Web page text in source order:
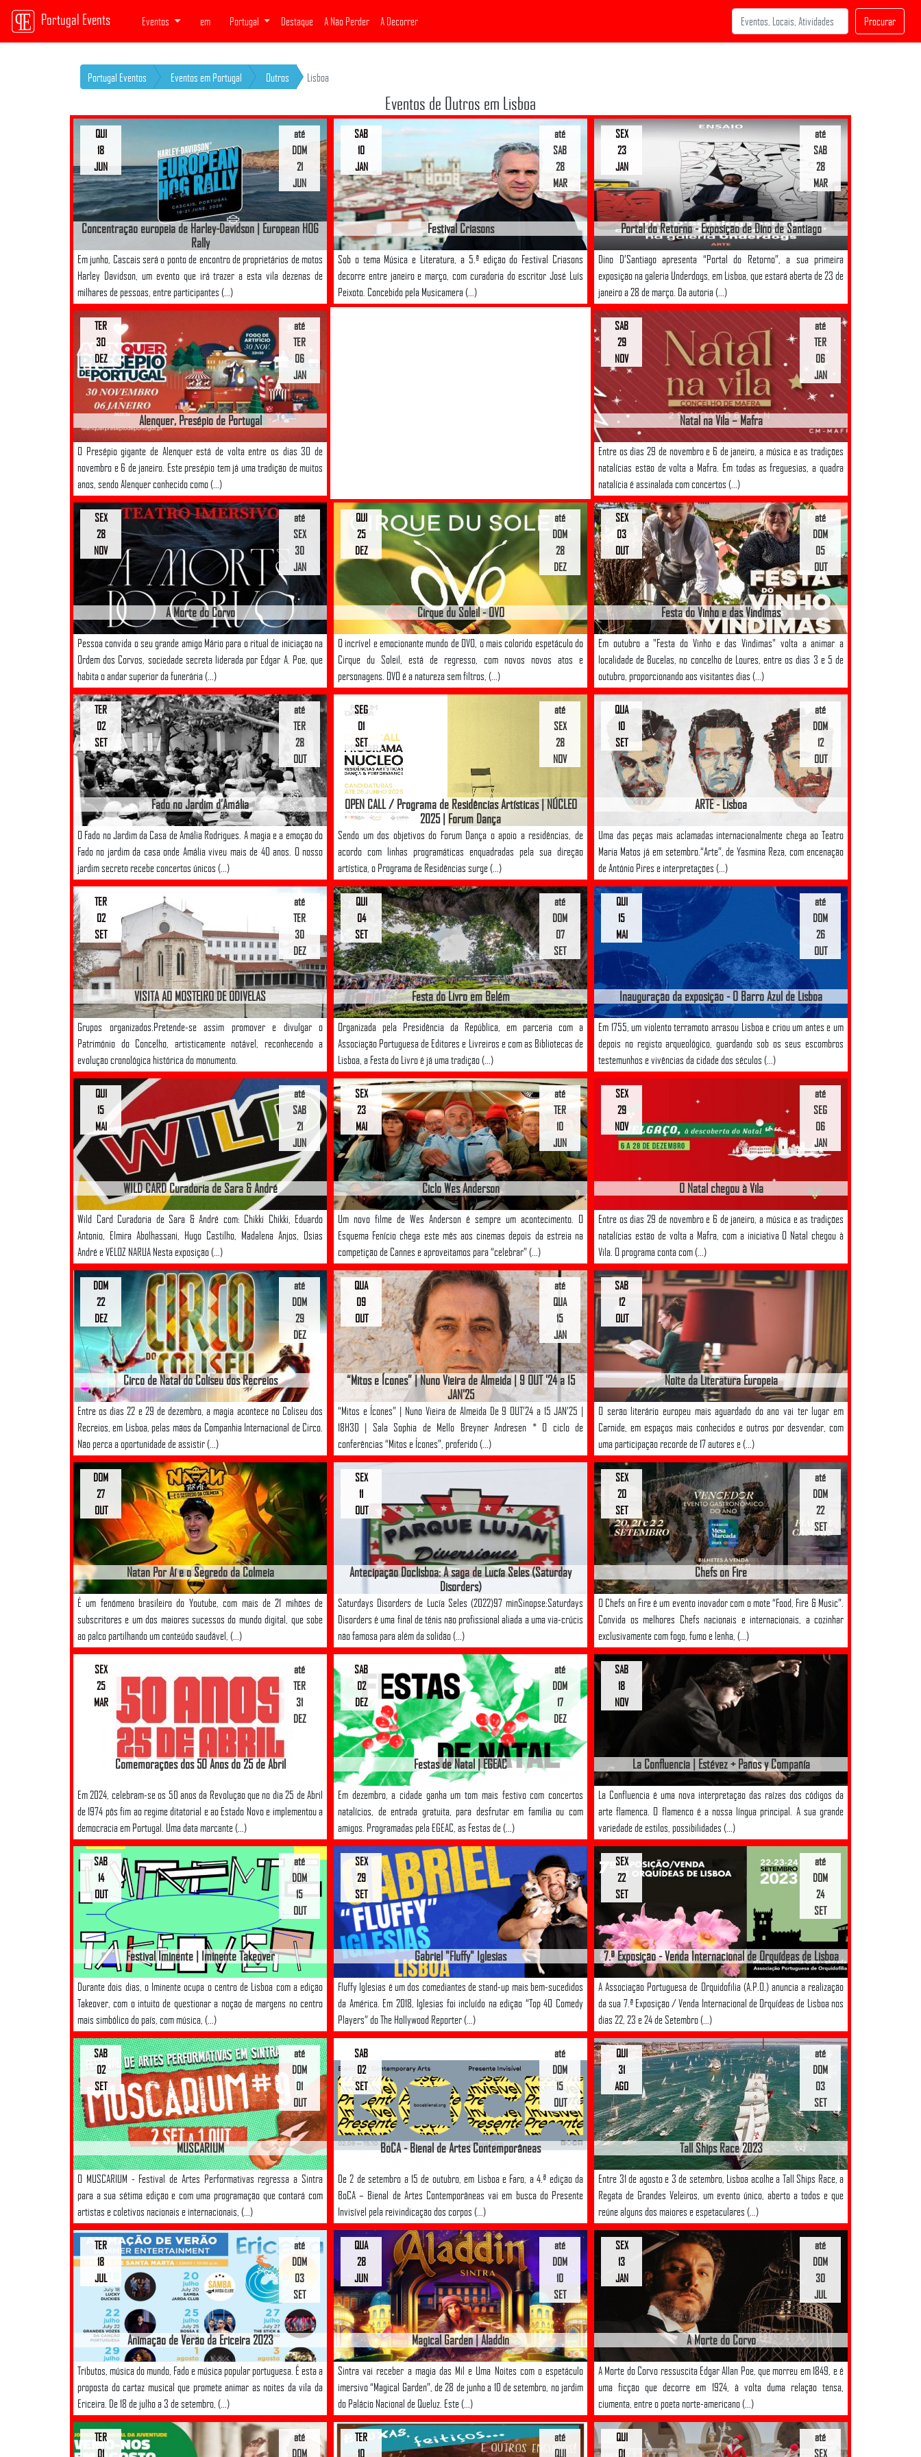
Portugal Events Eventos em Portugal Destaque A Não Perder A Decorrer Procurar
Portugal Eventos Eventos em Portugal Outros Lisboa
Eventos de Outros em Lisboa
Concentração europeia de Harley-Davidson | European HOG
Rally
Em junho, Cascais será o ponto de encontro de proprietários de motos
Harley Davidson, um evento que irá trazer a esta vila dezenas de
milhares de pessoas, entre participantes (...)
até
DOM
21
JUN
QUI
18
JUN
Festival Criasons
Sob o tema Música e Literatura, a 5.ª edição do Festival Criasons
decorre entre janeiro e março, com curadoria do escritor José Luís
Peixoto. Concebido pela Musicamera (...)
até
SAB
28
MAR
SAB
10
JAN
Portal do Retorno - Exposição de Dino de Santiago
Dino D’Santiago apresenta “Portal do Retorno”, a sua primeira
exposição na galeria Underdogs, em Lisboa, que estará aberta de 23 de
janeiro a 28 de março. Da autoria (...)
até
SAB
28
MAR
SEX
23
JAN
Alenquer, Presépio de Portugal
O Presépio gigante de Alenquer está de volta entre os dias 30 de
novembro e 6 de janeiro. Este presépio tem já uma tradição de muitos
anos, sendo Alenquer conhecido como (...)
até
TER
06
JAN
TER
30
DEZ
Natal na Vila – Mafra
Entre os dias 29 de novembro e 6 de janeiro, a música e as tradições
natalícias estão de volta a Mafra. Em todas as freguesias, a quadra
natalícia é assinalada com concertos (...)
até
TER
06
JAN
SAB
29
NOV
A Morte do Corvo
Pessoa convida o seu grande amigo Mário para o ritual de iniciação na
Ordem dos Corvos, sociedade secreta liderada por Edgar A. Poe, que
habita o andar superior da funerária (...)
até
SEX
30
JAN
SEX
28
NOV
Cirque du Soleil - OVO
O incrível e emocionante mundo de OVO, o mais colorido espetáculo do
Cirque du Soleil, está de regresso, com novos novos atos e
personagens. OVO é a natureza sem filtros, (...)
até
DOM
28
DEZ
QUI
25
DEZ
Festa do Vinho e das Vindimas
Em outubro a "Festa do Vinho e das Vindimas" volta a animar a
localidade de Bucelas, no concelho de Loures, entre os dias 3 e 5 de
outubro, proporcionando aos visitantes dias (...)
até
DOM
05
OUT
SEX
03
OUT
Fado no Jardim d’Amália
O Fado no Jardim da Casa de Amália Rodrigues. A magia e a emoção do
Fado no jardim da casa onde Amália viveu mais de 40 anos. O nosso
jardim secreto recebe concertos únicos (...)
até
TER
28
OUT
TER
02
SET
OPEN CALL / Programa de Residências Artísticas | NÚCLEO
2025 | Forum Dança
Sendo um dos objetivos do Forum Dança o apoio a residências, de
acordo com linhas programáticas enquadradas pela sua direção
artística, o Programa de Residências surge (...)
até
SEX
28
NOV
SEG
01
SET
ARTE - Lisboa
Uma das peças mais aclamadas internacionalmente chega ao Teatro
Maria Matos já em setembro.“Arte”, de Yasmina Reza, com encenação
de António Pires e interpretações (...)
até
DOM
12
OUT
QUA
10
SET
VISITA AO MOSTEIRO DE ODIVELAS
Grupos organizados.Pretende-se assim promover e divulgar o
Património do Concelho, artisticamente notável, reconhecendo a
evolução cronológica histórica do monumento.
até
TER
30
DEZ
TER
02
SET
Festa do Livro em Belém
Organizada pela Presidência da República, em parceria com a
Associação Portuguesa de Editores e Livreiros e com as Bibliotecas de
Lisboa, a Festa do Livro é já uma tradição (...)
até
DOM
07
SET
QUI
04
SET
Inauguração da exposição - O Barro Azul de Lisboa
Em 1755, um violento terramoto arrasou Lisboa e criou um antes e um
depois no registo arqueológico, guardando sob os seus escombros
testemunhos e vivências da cidade dos séculos (...)
até
DOM
26
OUT
QUI
15
MAI
WILD CARD Curadoria de Sara & André
Wild Card Curadoria de Sara & André com: Chikki Chikki, Eduardo
Antonio, Elmira Abolhassani, Hugo Castilho, Madalena Anjos, Osias
André e VELOZ NARUA Nesta exposição (...)
até
SAB
21
JUN
QUI
15
MAI
Ciclo Wes Anderson
Um novo filme de Wes Anderson é sempre um acontecimento. O
Esquema Fenício chega este mês aos cinemas depois da estreia na
competição de Cannes e aproveitamos para “celebrar” (...)
até
TER
10
JUN
SEX
23
MAI
O Natal chegou à Vila
Entre os dias 29 de novembro e 6 de janeiro, a música e as tradições
natalícias estão de volta a Mafra, com a iniciativa O Natal chegou à
Vila. O programa conta com (...)
até
SEG
06
JAN
SEX
29
NOV
Circo de Natal do Coliseu dos Recreios
Entre os dias 22 e 29 de dezembro, a magia acontece no Coliseu dos
Recreios, em Lisboa, pelas mãos da Companhia Internacional de Circo.
Não perca a oportunidade de assistir (...)
até
DOM
29
DEZ
DOM
22
DEZ
“Mitos e Ícones” | Nuno Vieira de Almeida | 9 OUT '24 a 15
JAN'25
“Mitos e Ícones” | Nuno Vieira de Almeida De 9 OUT’24 a 15 JAN’25 |
18H30 | Sala Sophia de Mello Breyner Andresen * O ciclo de
conferências “Mitos e Ícones”, proferido (...)
até
QUA
15
JAN
QUA
09
OUT
Noite da Literatura Europeia
O serão literário europeu mais aguardado do ano vai ter lugar em
Carnide, em espaços mais conhecidos e outros por desvendar, com
uma participação recorde de 17 autores e (...)
SAB
12
OUT
Natan Por Aí e o Segredo da Colmeia
É um fenómeno brasileiro do Youtube, com mais de 21 mihões de
subscritores e um dos maiores sucessos do mundo digital, que sobe
ao palco partilhando um conteúdo saudável, (...)
DOM
27
OUT
Antecipação Doclisboa: A saga de Lucía Seles (Saturday
Disorders)
Saturdays Disorders de Lucía Seles (2022)97 minSinopse:Saturdays
Disorders é uma final de ténis não profissional aliada a uma via-crúcis
não famosa para além da solidão (...)
SEX
11
OUT
Chefs on Fire
O Chefs on Fire é um evento inovador com o mote “Food, Fire & Music”.
Convida os melhores Chefs nacionais e internacionais, a cozinhar
exclusivamente com fogo, fumo e lenha, (...)
até
DOM
22
SET
SEX
20
SET
Comemorações dos 50 Anos do 25 de Abril
Em 2024, celebram-se os 50 anos da Revolução que no dia 25 de Abril
de 1974 pôs fim ao regime ditatorial e ao Estado Novo e implementou a
democracia em Portugal. Uma data marcante (...)
até
TER
31
DEZ
SEX
25
MAR
Festas de Natal | EGEAC
Em dezembro, a cidade ganha um tom mais festivo com concertos
natalícios, de entrada gratuita, para desfrutar em família ou com
amigos. Programadas pela EGEAC, as Festas de (...)
até
DOM
17
DEZ
SAB
02
DEZ
La Confluencia | Estévez + Paños y Compañía
La Confluencia é uma nova interpretação das raízes dos códigos da
arte flamenca. O flamenco é a nossa língua principal. A sua grande
variedade de estilos, possibilidades (...)
SAB
18
NOV
Festival Iminente | Iminente Takeover
Durante dois dias, o Iminente ocupa o centro de Lisboa com a edição
Takeover, com o intuito de questionar a noção de margens no centro
mais simbólico do país, com música, (...)
até
DOM
15
OUT
SAB
14
OUT
Gabriel "Fluffy" Iglesias
Fluffy Iglesias é um dos comediantes de stand-up mais bem-sucedidos
da América. Em 2018, Iglesias foi incluído na edição “Top 40 Comedy
Players” do The Hollywood Reporter (...)
SEX
29
SET
7.ª Exposição - Venda Internacional de Orquídeas de Lisboa
A Associação Portuguesa de Orquidofilia (A.P.O.) anuncia a realização
da sua 7.ª Exposição / Venda Internacional de Orquídeas de Lisboa nos
dias 22, 23 e 24 de Setembro (...)
até
DOM
24
SET
SEX
22
SET
MUSCARIUM
O MUSCARIUM - Festival de Artes Performativas regressa a Sintra
para a sua sétima edição e com uma programação que contará com
artistas e coletivos nacionais e internacionais, (...)
até
DOM
01
OUT
SAB
02
SET
BoCA - Bienal de Artes Contemporâneas
De 2 de setembro a 15 de outubro, em Lisboa e Faro, a 4.ª edição da
BoCA – Bienal de Artes Contemporâneas vai em busca do Presente
Invisível pela reivindicação dos corpos (...)
até
DOM
15
OUT
SAB
02
SET
Tall Ships Race 2023
Entre 31 de agosto e 3 de setembro, Lisboa acolhe a Tall Ships Race, a
Regata de Grandes Veleiros, um evento único, aberto a todos e que
reúne alguns dos maiores e espetaculares (...)
até
DOM
03
SET
QUI
31
AGO
Animação de Verão da Ericeira 2023
Tributos, música do mundo, Fado e música popular portuguesa. É esta a
proposta do cartaz musical que promete animar as noites da vila da
Ericeira. De 18 de julho a 3 de setembro, (...)
até
DOM
03
SET
TER
18
JUL
Magical Garden | Aladdin
Sintra vai receber a magia das Mil e Uma Noites com o espetáculo
imersivo “Magical Garden”, de 28 de junho a 10 de setembro, no jardim
do Palácio Nacional de Queluz. Este (...)
até
DOM
10
SET
QUA
28
JUN
A Morte do Corvo
A Morte do Corvo ressuscita Edgar Allan Poe, que morreu em 1849, e é
uma ficção que decorre em 1924, à volta duma relação tensa,
ciumenta, entre o poeta norte-americano (...)
até
DOM
30
JUL
SEX
13
JAN
até
DOM
TER
01
até
QUI
TER
10
até
SEX
QUI
01